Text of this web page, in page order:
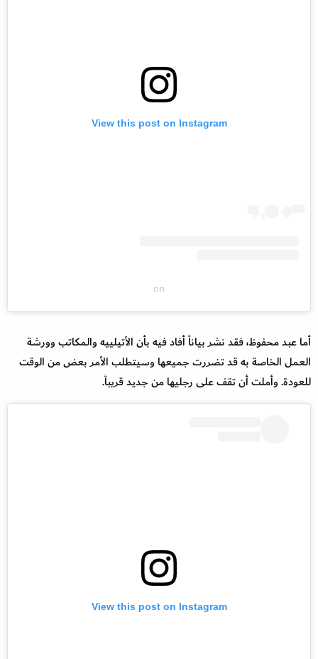
View this post on Instagram
on
أما عبد محفوظ، فقد نشر بياناً أفاد فيه بأن الأتيلييه والمكاتب وورشة
العمل الخاصة به قد تضررت جميعها وسيتطلب الأمر بعض من الوقت
للعودة. وأملت أن تقف على رجليها من جديد قريباً.
View this post on Instagram